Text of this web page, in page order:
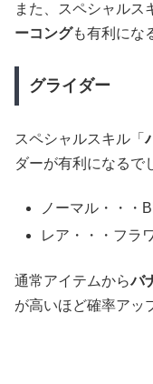
また、スペシャルス
ーコングも有利にな
グライダー
スペシャルスキル「
ダーが有利になるで
ノーマル・・・
レア・・・フラ
通常アイテムからバ
が高いほど確率アッ